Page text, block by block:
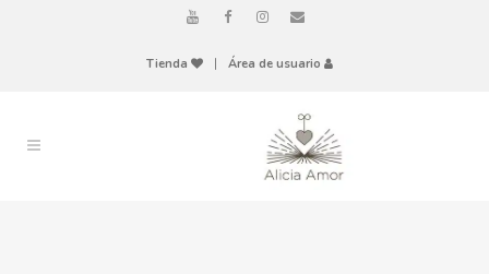
Tienda Área de usuario